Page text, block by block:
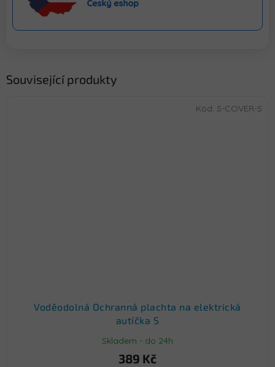
Související produkty
Voděodolná Ochranná plachta na elektrická
autíčka S
Skladem - do 24h
389 Kč
Kód: S-COVER-S